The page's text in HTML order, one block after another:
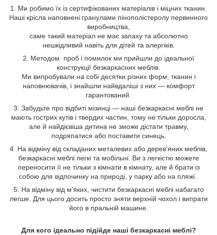
1. Ми робимо їх із сертифікованих матеріалів і міцних тканин.
Наші крісла наповнені гранулами пінополістеролу первинного
виробництва,
саме такий матеріал не має запаху та абсолютно
нешкідливий навіть для дітей та алергіків.
2. Методом проб і помилок ми прийшли до ідеальної
конструкції безкаркасних меблів.
Ми випробували на собі десятки різних форм, тканин і
наповнювачів, і знайшли найвдаліші з них — комфорт
гарантований.
3. Забудьте про відбиті мізинці — наші безкаркасні меблі не
мають гострих кутів і твердих частин, тому не тільки доросла,
але й найдієвіша дитина не зможе дістати травму,
подряпатися або поставити синець.
4. На відміну від складаних металевих або дерев'яних меблів,
безкаркасні меблі легкі та мобільні. Ви з легкістю можете
переносити її не тільки з кімнати в кімнату, але й брати із
собою для відпочинку на природі, у парку або на пляжі.
5. На відміну від м'яких, чистити безкаркасні меблі набагато
легше. Для цього досить просто зняти верхній чохол і випрати
його в пральній машине.
Для кого ідеально підійде наші безкаркасні меблі?